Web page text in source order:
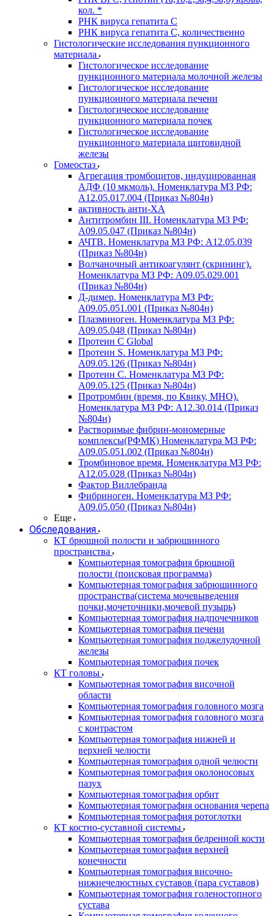
кол. *
РНК вируса гепатита C
РНК вируса гепатита C, количественно
Гистологические исследования пункционного
материала
Гистологическое исследование
пункционного материала молочной железы
Гистологическое исследование
пункционного материала печени
Гистологическое исследование
пункционного материала почек
Гистологическое исследование
пункционного материала щитовидной
железы
Гомеостаз
Агрегация тромбоцитов, индуцированная
АДФ (10 мкмоль). Номенклатура МЗ РФ:
A12.05.017.004 (Приказ №804н)
активность анти-ХА
Антитромбин III. Номенклатура МЗ РФ:
A09.05.047 (Приказ №804н)
АЧТВ. Номенклатура МЗ РФ: A12.05.039
(Приказ №804н)
Волчаночный антикоагулянт (скрининг).
Номенклатура МЗ РФ: A09.05.029.001
(Приказ №804н)
Д-димер. Номенклатура МЗ РФ:
A09.05.051.001 (Приказ №804н)
Плазминоген. Номенклатура МЗ РФ:
A09.05.048 (Приказ №804н)
Протеин C Global
Протеин S. Номенклатура МЗ РФ:
A09.05.126 (Приказ №804н)
Протеин С. Номенклатура МЗ РФ:
A09.05.125 (Приказ №804н)
Протромбин (время, по Квику, МНО).
Номенклатура МЗ РФ: A12.30.014 (Приказ
№804н)
Растворимые фибрин-мономерные
комплексы(РФМК) Номенклатура МЗ РФ:
A09.05.051.002 (Приказ №804н)
Тромбиновое время. Номенклатура МЗ РФ:
A12.05.028 (Приказ №804н)
Фактор Виллебранда
Фибриноген. Номенклатура МЗ РФ:
A09.05.050 (Приказ №804н)
Еще
Обследования
КТ брюшной полости и забрюшинного
пространства
Компьютерная томография брюшной
полости (поисковая программа)
Компьютерная томография забрюшинного
пространства(система мочевыведения
почки,мочеточники,мочевой пузырь)
Компьютерная томография надпочечников
Компьютерная томография печени
Компьютерная томография поджелудочной
железы
Компьютерная томография почек
КТ головы
Компьютерная томография височной
области
Компьютерная томография головного мозга
Компьютерная томография головного мозга
с контрастом
Компьютерная томография нижней и
верхней челюсти
Компьютерная томография одной челюсти
Компьютерная томография околоносовых
пазух
Компьютерная томография орбит
Компьютерная томография основания черепа
Компьютерная томография ротоглотки
КТ костно-суставной системы
Компьютерная томография бедренной кости
Компьютерная томография верхней
конечности
Компьютерная томография височно-
нижнечелюстных суставов (пара суставов)
Компьютерная томография голеностопного
сустава